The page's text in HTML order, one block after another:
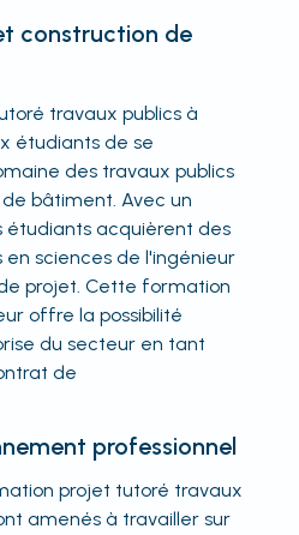
construction de
travaux publics à
étudiants de se
des travaux publics
bâtiment. Avec un
étudiants acquièrent des
sciences de l'ingénieur
projet. Cette formation
offre la possibilité
du secteur en tant
de
professionnel
projet tutoré travaux
amenés à travailler sur